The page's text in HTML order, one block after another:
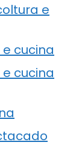
e
cucina
cucina